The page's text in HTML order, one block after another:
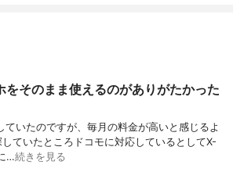
をそのまま使えるのがありがたかった
ていたのですが、毎月の料金が高いと感じるよ
ていたところドコモに対応しているとしてX-
…続きを見る